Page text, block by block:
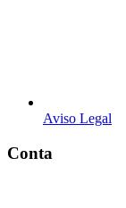
Aviso Legal
Conta